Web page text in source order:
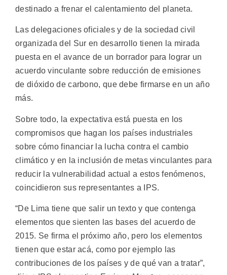
destinado a frenar el calentamiento del planeta.
Las delegaciones oficiales y de la sociedad civil
organizada del Sur en desarrollo tienen la mirada
puesta en el avance de un borrador para lograr un
acuerdo vinculante sobre reducción de emisiones
de dióxido de carbono, que debe firmarse en un año
más.
Sobre todo, la expectativa está puesta en los
compromisos que hagan los países industriales
sobre cómo financiar la lucha contra el cambio
climático y en la inclusión de metas vinculantes para
reducir la vulnerabilidad actual a estos fenómenos,
coincidieron sus representantes a IPS.
“De Lima tiene que salir un texto y que contenga
elementos que sienten las bases del acuerdo de
2015. Se firma el próximo año, pero los elementos
tienen que estar acá, como por ejemplo las
contribuciones de los países y de qué van a tratar”,